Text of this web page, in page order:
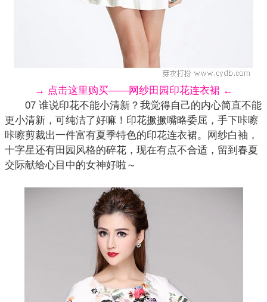
→ 点击这里购买——网纱田园印花连衣裙 ←
07 谁说印花不能小清新？我觉得自己的内心简直不能
更小清新，可纯洁了好嘛！印花撅撅嘴略委屈，手下咔嚓
咔嚓剪裁出一件富有夏季特色的印花连衣裙。网纱白袖，
十字星还有田园风格的碎花，现在有点不合适，留到春夏
交际献给心目中的女神好啦～